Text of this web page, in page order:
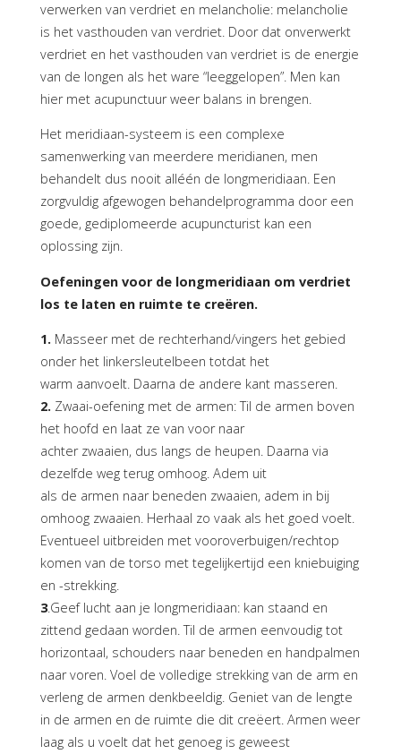
verwerken van verdriet en melancholie: melancholie
is het vasthouden van verdriet. Door dat onverwerkt
verdriet en het vasthouden van verdriet is de energie
van de longen als het ware “leeggelopen”. Men kan
hier met acupunctuur weer balans in brengen.
Het meridiaan-systeem is een complexe
samenwerking van meerdere meridianen, men
behandelt dus nooit alléén de longmeridiaan. Een
zorgvuldig afgewogen behandelprogramma door een
goede, gediplomeerde acupuncturist kan een
oplossing zijn.
Oefeningen voor de longmeridiaan om verdriet
los te laten en ruimte te creëren.
1. Masseer met de rechterhand/vingers het gebied
onder het linkersleutelbeen totdat het
warm aanvoelt. Daarna de andere kant masseren.
2. Zwaai-oefening met de armen: Til de armen boven
het hoofd en laat ze van voor naar
achter zwaaien, dus langs de heupen. Daarna via
dezelfde weg terug omhoog. Adem uit
als de armen naar beneden zwaaien, adem in bij
omhoog zwaaien. Herhaal zo vaak als het goed voelt.
Eventueel uitbreiden met vooroverbuigen/rechtop
komen van de torso met tegelijkertijd een kniebuiging
en -strekking.
3.Geef lucht aan je longmeridiaan: kan staand en
zittend gedaan worden. Til de armen eenvoudig tot
horizontaal, schouders naar beneden en handpalmen
naar voren. Voel de volledige strekking van de arm en
verleng de armen denkbeeldig. Geniet van de lengte
in de armen en de ruimte die dit creëert. Armen weer
laag als u voelt dat het genoeg is geweest